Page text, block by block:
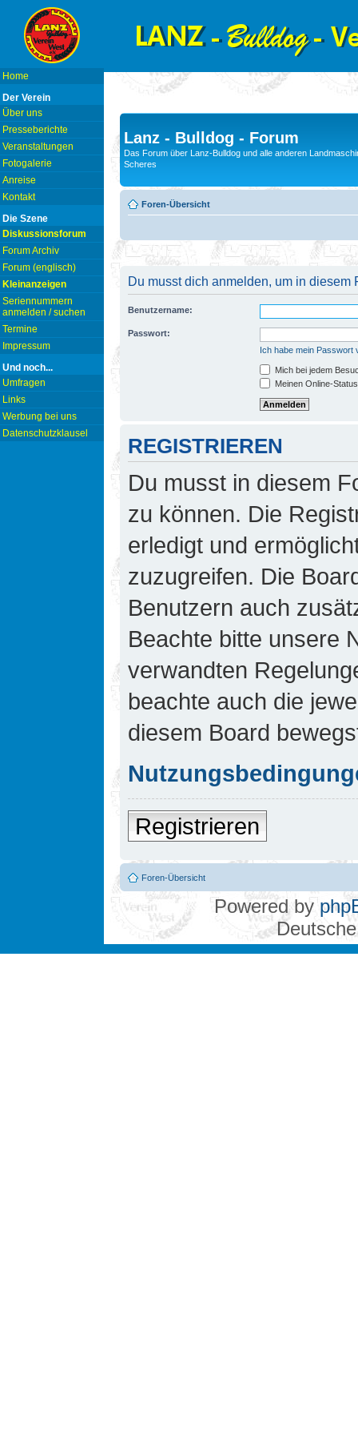
Home
Der Verein
Über uns
Presseberichte
Veranstaltungen
Fotogalerie
Anreise
Kontakt
Die Szene
Diskussionsforum
Forum Archiv
Forum (englisch)
Kleinanzeigen
Seriennummern
anmelden / suchen
Termine
Impressum
Und noch...
Umfragen
Links
Werbung bei uns
Datenschutzklausel
Lanz - Bulldog - Forum
Das Forum über Lanz-Bulldog und alle anderen
Scheres
Foren-Übersicht
Du musst dich anmelden, um in diesem
Benutzername:
Passwort:
Ich habe mein Passwort
Mich bei jedem
Meinen Online-
REGISTRIEREN
Du musst in diesem
zu können. Die
erledigt und
zuzugreifen. Die
Benutzern auch
Beachte bitte unsere
verwandten
beachte auch die
diesem Board
Registrieren
Foren-Übersicht
Powered by